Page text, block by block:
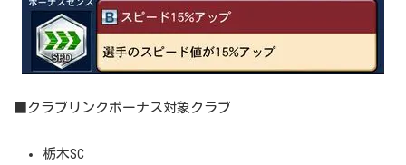
■クラブリンクボーナス対象クラブ
栃木SC